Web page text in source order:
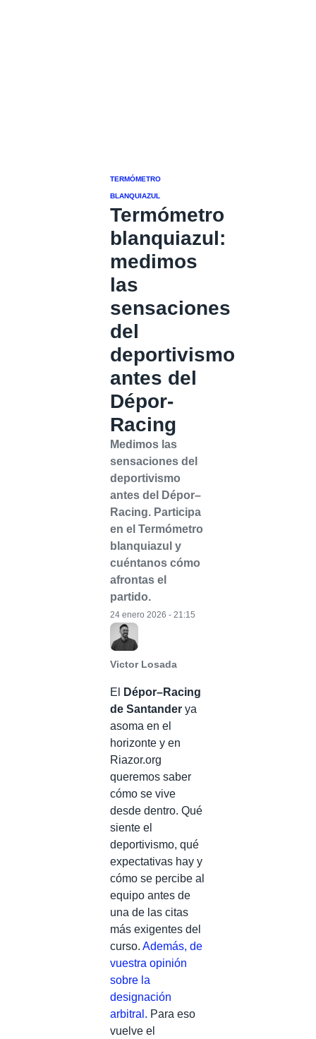
TERMÓMETRO
BLANQUIAZUL
Termómetro
blanquiazul:
medimos
las
sensaciones
del
deportivismo
antes del
Dépor-
Racing
Medimos las
sensaciones del
deportivismo
antes del Dépor–
Racing. Participa
en el Termómetro
blanquiazul y
cuéntanos cómo
afrontas el
partido.
Victor Losada
24 enero 2026 - 21:15
El
Dépor–Racing
de Santander ya
asoma en el
horizonte y en
Riazor.org
queremos saber
cómo se vive
desde dentro. Qué
siente el
deportivismo, qué
expectativas hay y
cómo se percibe al
equipo antes de
una de las citas
más exigentes del
curso. Además, de
vuestra opinión
sobre la
designación
arbitral. Para eso
vuelve el